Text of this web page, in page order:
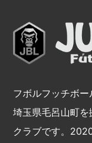
フボルフッチボ
埼玉県毛呂山町
クラブです。